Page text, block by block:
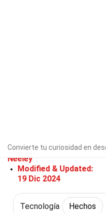
Convierte tu curiosidad en
36 Hechos
Escrito Por:Gertrud
Neeley
Modified & Updated:
19 Dic 2024
Tecnología Hechos